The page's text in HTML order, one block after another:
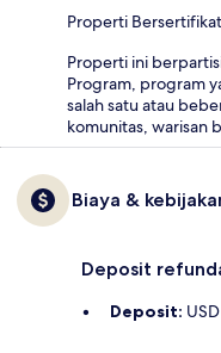
Properti
Properti ini
Program, program
salah satu atau
komunitas, warisan
Biaya &
Deposit
Deposit: